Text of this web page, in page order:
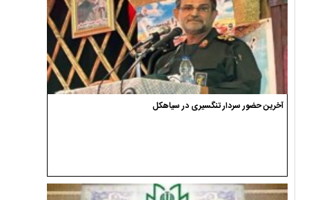
آخرین حضور سردار تنگسیری در سیاهکل